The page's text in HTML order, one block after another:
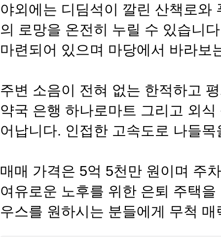
야외에는 디딤석이 깔린 산책로와
의 로망을 온전히 누릴 수 있습니
마련되어 있으며 마당에서 바라보
주변 소음이 전혀 없는 한적하고
약국 은행 하나로마트 그리고 외
어납니다. 인접한 고속도로 나들
매매 가격은 5억 5천만 원이며 주
여유로운 노후를 위한 은퇴 주택
우스를 원하시는 분들에게 무척